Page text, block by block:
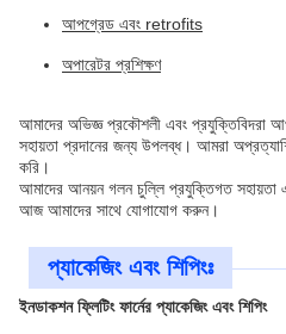
আপগ্রেড এবং retrofits
অপারেটর প্রশিক্ষণ
আমাদের অভিজ্ঞ প্রকৌশলী এবং প্রযুক্তিবিদরা
সহায়তা প্রদানের জন্য উপলব্ধ। আমরা
করি।
আমাদের আনয়ন গলন চুল্লি প্রযুক্তিগত সহায়তা
আজ আমাদের সাথে যোগাযোগ করুন।
প্যাকেজিং এবং শিপিংঃ
ইনডাকশন ফ্লিটিং ফার্নের প্যাকেজিং এবং শিপিং